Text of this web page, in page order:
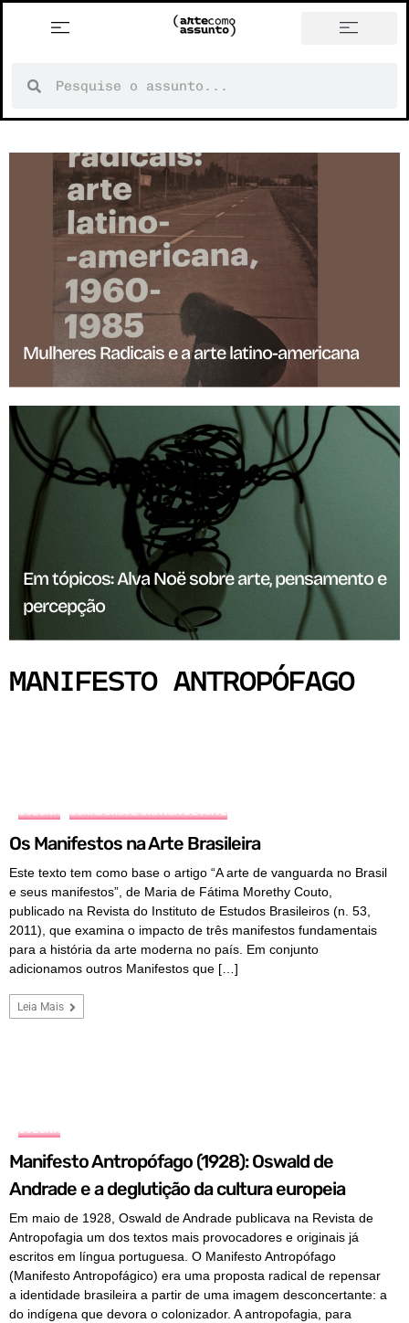
Mulheres Radicais e a arte latino-americana
Em tópicos: Alva Noë sobre arte, pensamento e
percepção
MANIFESTO ANTROPÓFAGO
COLUNA CURADORIA E CRÍTICA DE ARTE
Os Manifestos na Arte Brasileira
Este texto tem como base o artigo “A arte de vanguarda no Brasil
e seus manifestos”, de Maria de Fátima Morethy Couto,
publicado na Revista do Instituto de Estudos Brasileiros (n. 53,
2011), que examina o impacto de três manifestos fundamentais
para a história da arte moderna no país. Em conjunto
adicionamos outros Manifestos que […]
Leia Mais
COLUNA
Manifesto Antropófago (1928): Oswald de
Andrade e a deglutição da cultura europeia
Em maio de 1928, Oswald de Andrade publicava na Revista de
Antropofagia um dos textos mais provocadores e originais já
escritos em língua portuguesa. O Manifesto Antropófago
(Manifesto Antropofágico) era uma proposta radical de repensar
a identidade brasileira a partir de uma imagem desconcertante: a
do indígena que devora o colonizador. A antropofagia, para